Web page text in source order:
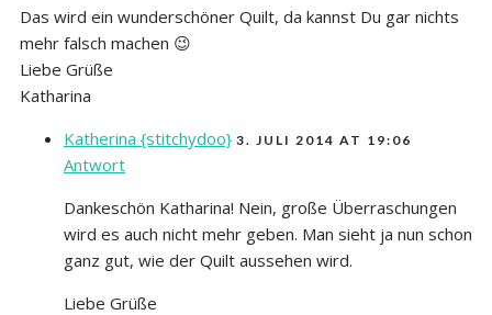
Das wird ein wunderschöner Quilt, da kannst Du gar nichts
mehr falsch machen 😉
Liebe Grüße
Katharina
Katherina {stitchydoo} 3. JULI 2014 AT 19:06
Antwort
Dankeschön Katharina! Nein, große Überraschungen
wird es auch nicht mehr geben. Man sieht ja nun schon
ganz gut, wie der Quilt aussehen wird.
Liebe Grüße